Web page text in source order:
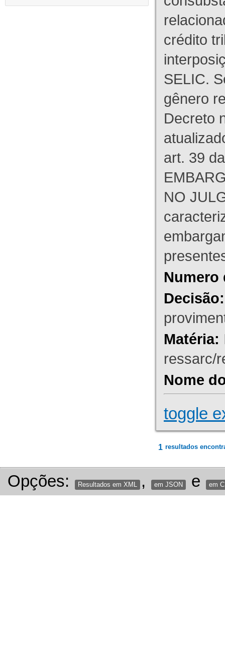
crédito
SELIC.
gênero
Decreto
art. 39
NO
Numero
Decisão:
Matéria:
ressarc/
Nome
toggle
1 resultados
Opções: Resultados em XML , em JSON e em